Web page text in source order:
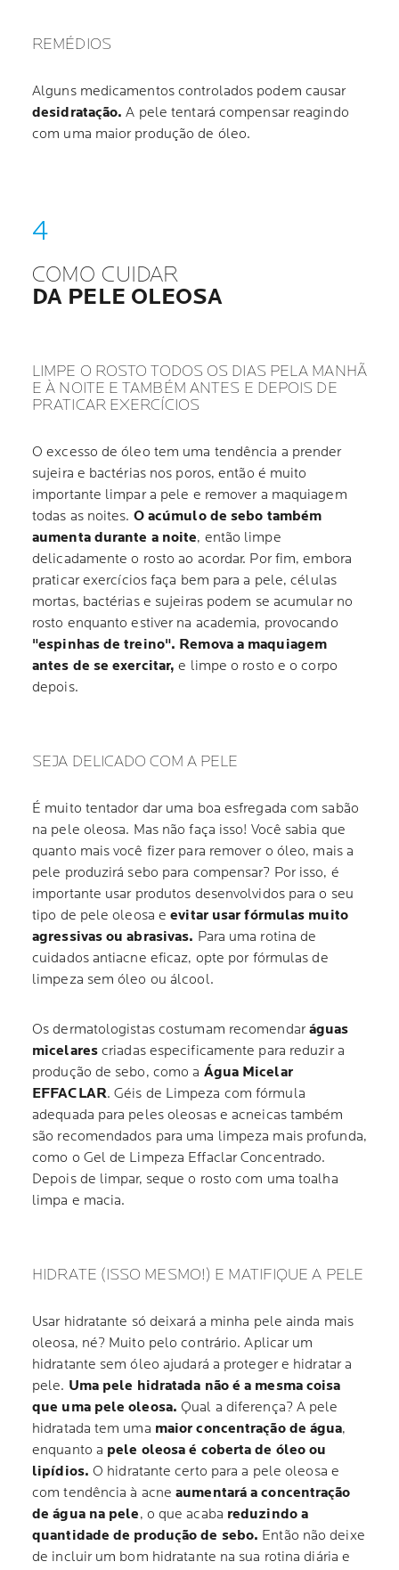
REMÉDIOS
Alguns medicamentos controlados podem causar
desidratação. A pele tentará compensar reagindo
com uma maior produção de óleo.
COMO CUIDAR
DA PELE OLEOSA
LIMPE O ROSTO TODOS OS DIAS PELA MANHÃ
E À NOITE E TAMBÉM ANTES E DEPOIS DE
PRATICAR EXERCÍCIOS
O excesso de óleo tem uma tendência a prender
sujeira e bactérias nos poros, então é muito
importante limpar a pele e remover a maquiagem
todas as noites. O acúmulo de sebo também
aumenta durante a noite, então limpe
delicadamente o rosto ao acordar. Por fim, embora
praticar exercícios faça bem para a pele, células
mortas, bactérias e sujeiras podem se acumular no
rosto enquanto estiver na academia, provocando
"espinhas de treino". Remova a maquiagem
antes de se exercitar, e limpe o rosto e o corpo
depois.
SEJA DELICADO COM A PELE
É muito tentador dar uma boa esfregada com sabão
na pele oleosa. Mas não faça isso! Você sabia que
quanto mais você fizer para remover o óleo, mais a
pele produzirá sebo para compensar? Por isso, é
importante usar produtos desenvolvidos para o seu
tipo de pele oleosa eevitar usar fórmulas muito
agressivas ou abrasivas. Para uma rotina de
cuidados antiacne eficaz, opte por fórmulas de
limpeza sem óleo ou álcool.
Os dermatologistas costumam recomendaráguas
micelarescriadas especificamente para reduzir a
produção de sebo, como a Água Micelar
EFFACLAR. Géis de Limpeza com fórmula
adequada para peles oleosas e acneicas também
são recomendados para uma limpeza mais profunda,
como o Gel de Limpeza Effaclar Concentrado.
Depois de limpar, seque o rosto com uma toalha
limpa e macia.
HIDRATE (ISSO MESMO!) E MATIFIQUE A PELE
Usar hidratante só deixará a minha pele ainda mais
oleosa, né? Muito pelo contrário. Aplicar um
hidratante sem óleo ajudará a proteger e hidratar a
pele. Uma pele hidratada não é a mesma coisa
que uma pele oleosa. Qual a diferença? A pele
hidratada tem uma maior concentração de água,
enquanto a pele oleosa é coberta de óleo ou
lipídios. O hidratante certo para a pele oleosa e
com tendência à acneaumentará a concentração
de água na pele, o que acaba reduzindo a
quantidade de produção de sebo. Então não deixe
de incluir um bom hidratante na sua rotina diária e